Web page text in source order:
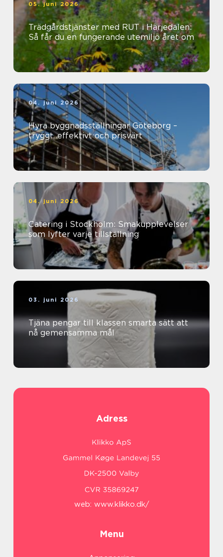
05. juni 2026
Trädgårdstjänster med RUT i Härjedalen:
Så får du en fungerande utemiljö året om
04. juni 2026
Hyra byggnadsställningar Göteborg –
tryggt, effektivt och prisvärt
04. juni 2026
Catering i Stockholm: Smakupplevelser
som lyfter varje tillställning
03. juni 2026
Tjäna pengar till klassen smarta sätt att
nå gemensamma mål
Adress
web: www.klikko.dk/
Menu